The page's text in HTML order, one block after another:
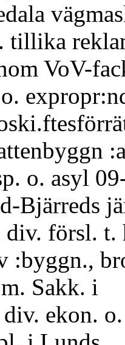
tillika
VoV-
o. asyl
Bjärreds
div. försl. t.
:byggn.,
Sakk. i
ekon.